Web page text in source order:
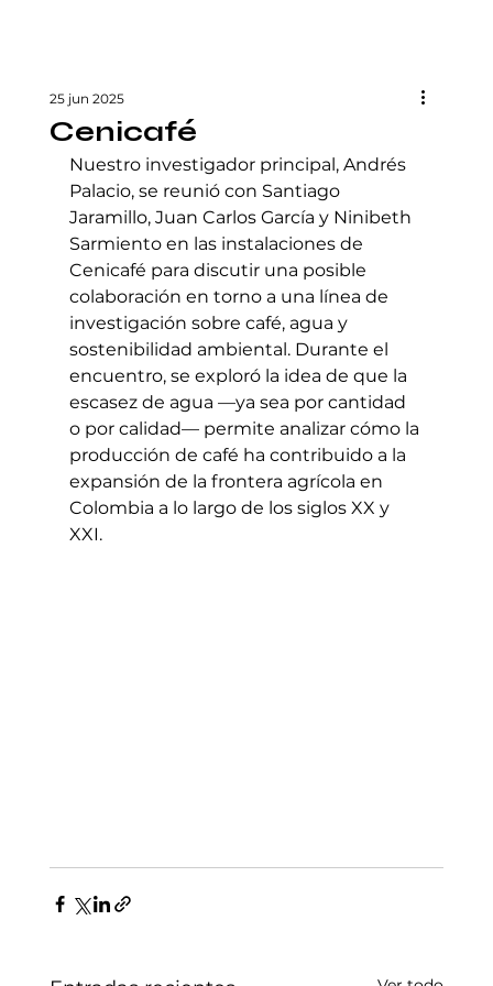
Cenicafé
25 jun 2025
Nuestro investigador principal, Andrés
Palacio, se reunió con Santiago
Jaramillo, Juan Carlos García y Ninibeth
Sarmiento en las instalaciones de
Cenicafé para discutir una posible
colaboración en torno a una línea de
investigación sobre café, agua y
sostenibilidad ambiental. Durante el
encuentro, se exploró la idea de que la
escasez de agua —ya sea por cantidad
o por calidad— permite analizar cómo la
producción de café ha contribuido a la
expansión de la frontera agrícola en
Colombia a lo largo de los siglos XX y
XXI.